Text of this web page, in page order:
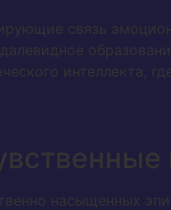
связь
интеллекта,
насыщенных